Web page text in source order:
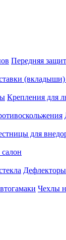
Передняя
(вкладыши)
Крепления для
для
Чехлы